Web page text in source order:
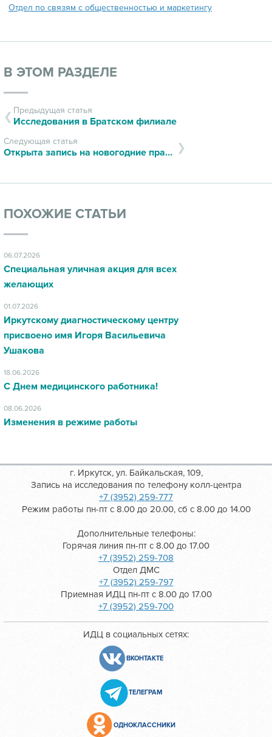
Отдел по связям с общественностью и маркетингу
В ЭТОМ РАЗДЕЛЕ
Предыдущая статья
Исследования в Братском филиале
Следующая статья
Открыта запись на новогодние праздники!
ПОХОЖИЕ СТАТЬИ
06.07.2026
Специальная уличная акция для всех
желающих
01.07.2026
Иркутскому диагностическому центру
присвоено имя Игоря Васильевича
Ушакова
18.06.2026
С Днем медицинского работника!
08.06.2026
Изменения в режиме работы
г. Иркутск, ул. Байкальская, 109,
Запись на исследования по телефону колл-центра
+7 (3952) 259-777
Режим работы пн-пт с 8.00 до 20.00, сб с 8.00 до 14.00
Дополнительные телефоны:
Горячая линия пн-пт с 8.00 до 17.00
+7 (3952) 259-708
Отдел ДМС
+7 (3952) 259-797
Приемная ИДЦ пн-пт с 8.00 до 17.00
+7 (3952) 259-700
ИДЦ в социальных сетях:
ВКОНТАКТЕ
ТЕЛЕГРАМ
ОДНОКЛАССНИКИ